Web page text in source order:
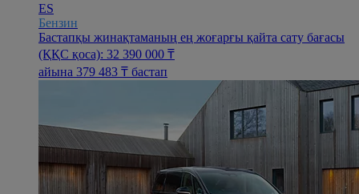
ES
Бензин
Бастапқы жинақтаманың ең жоғарғы қайта сату бағасы
(ҚҚС қоса): 32 390 000 ₸
айына 379 483 ₸ бастап